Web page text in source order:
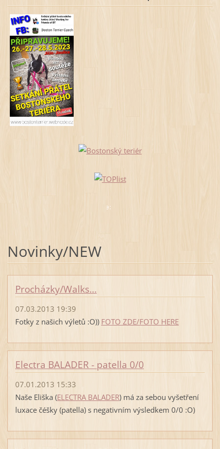
Novinky/NEW
Procházky/Walks...
07.03.2013 19:39
Fotky z našich výletů :O)) FOTO ZDE/FOTO HERE
Electra BALADER - patella 0/0
07.01.2013 15:33
Naše Eliška (ELECTRA BALADER) má za sebou vyšetření
luxace čéšky (patella) s negativním výsledkem 0/0 :O)